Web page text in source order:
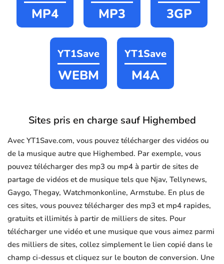
MP4 MP3 3GP
YT1Save
WEBM
YT1Save
M4A
Sites pris en charge sauf Highembed
Avec YT1Save.com, vous pouvez télécharger des vidéos ou
de la musique autre que Highembed. Par exemple, vous
pouvez télécharger des mp3 ou mp4 à partir de sites de
partage de vidéos et de musique tels que Njav, Tellynews,
Gaygo, Thegay, Watchmonkonline, Armstube. En plus de
ces sites, vous pouvez télécharger des mp3 et mp4 rapides,
gratuits et illimités à partir de milliers de sites. Pour
télécharger une vidéo et une musique que vous aimez parmi
des milliers de sites, collez simplement le lien copié dans le
champ ci-dessus et cliquez sur le bouton de conversion. Une